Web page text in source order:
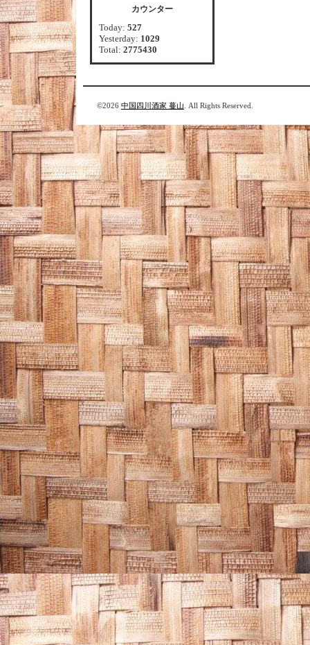
カウンター
Today: 527
Yesterday: 1029
Total: 2775430
©2026 中国四川酒家 蔓山 . All Rights Reserved.